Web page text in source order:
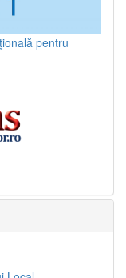
pentru